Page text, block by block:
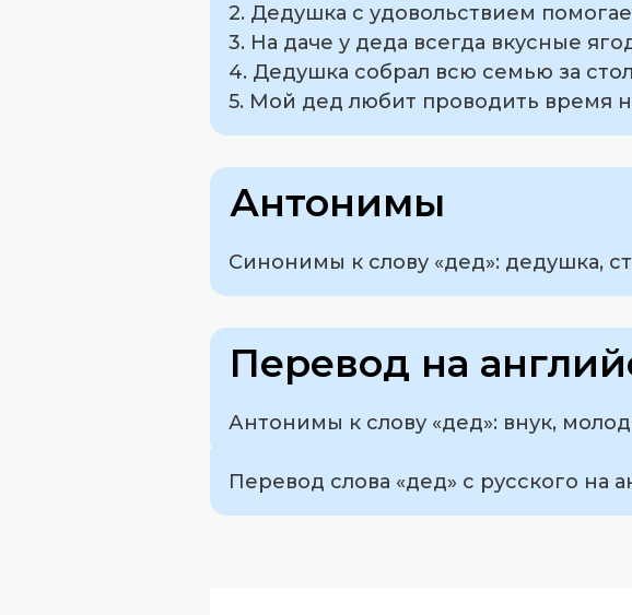
2. Дедушка с удовольствием
3. На даче у деда всегда вкусные
4. Дедушка собрал всю семью за
5. Мой дед любит проводить время
Антонимы
Синонимы к слову «дед»: дедушка,
Перевод на
Антонимы к слову «дед»: внук,
Перевод слова «дед» с русского на